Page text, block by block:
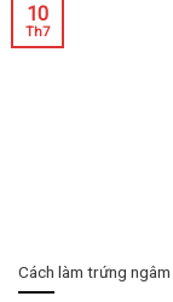
Cách làm trứng
10
Th7